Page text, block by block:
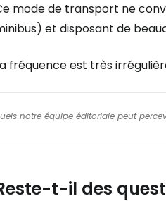
mode de transport ne
et disposant de
fréquence est très
notre équipe éditoriale peut
t-il des